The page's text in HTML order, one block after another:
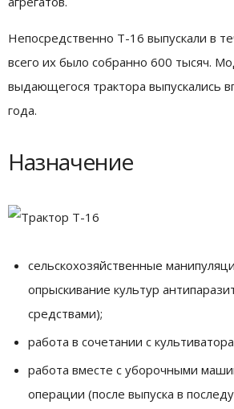
Непосредственно Т-16 выпускали в
всего их было собранно 600 тысяч.
выдающегося трактора выпускались
года.
Назначение
сельскохозяйственные
опрыскивание культур
средствами);
работа в сочетании с
работа вместе с уборочными
операции (после выпуска в